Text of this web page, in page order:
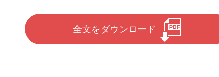
全文をダウンロード